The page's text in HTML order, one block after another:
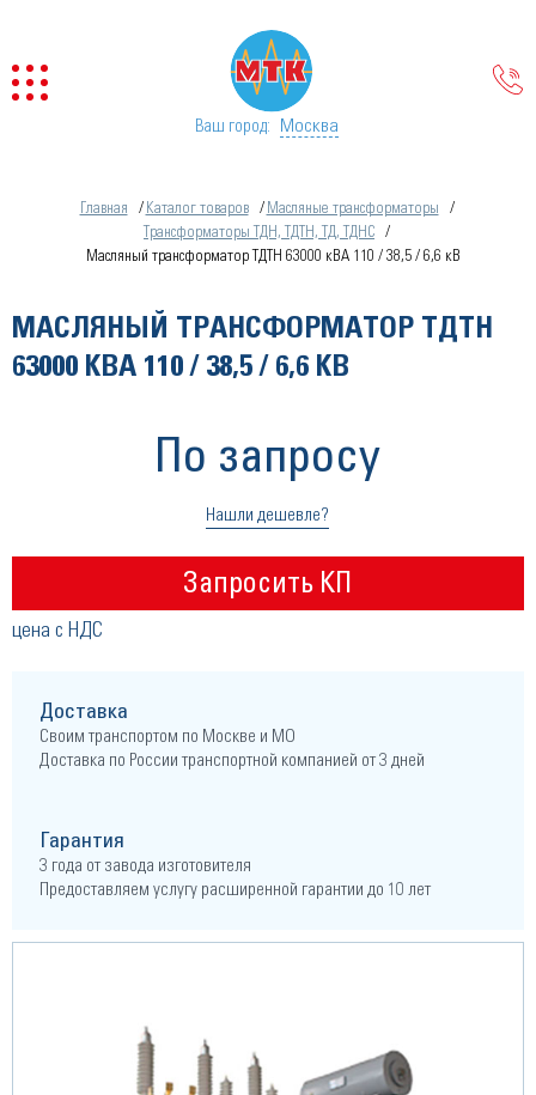
Ваш город: Москва
Главная Каталог товаров
Масляные трансформаторы
Трансформаторы ТДН, ТДТН, ТД, ТДНС
Масляный трансформатор ТДТН 63000 кВА 110 / 38,5 / 6,6 кВ
МАСЛЯНЫЙ ТРАНСФОРМАТОР ТДТН
63000 КВА 110 / 38,5 / 6,6 КВ
По запросу
Нашли дешевле?
Запросить КП
цена с НДС
Доставка
Своим транспортом по Москве и МО
Доставка по России транспортной компанией от 3 дней
Гарантия
3 года от завода изготовителя
Предоставляем услугу расширенной гарантии до 10 лет